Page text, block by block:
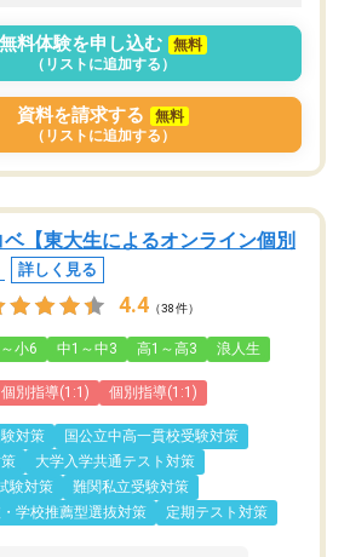
無料体験を申し込む
無料
（リストに追加する）
資料を請求する
無料
（リストに追加する）
ベ【東大生によるオンライン個別
詳しく見る
4.4 （38件）
小6 中1～中3 高1～高3 浪人生
別指導(1:1) 個別指導(1:1)
対策
国公立中高一貫校受験対策
大学入学共通テスト対策
験対策
難関私立受験対策
学校推薦型選抜対策
定期テスト対策